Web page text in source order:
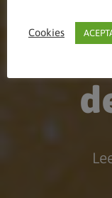
Cookies